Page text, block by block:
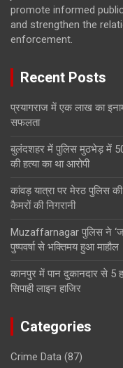
promote informed
and strengthen the
enforcement.
Recent Posts
प्रयागराज में एक लाख का
सफलता
बुलंदशहर में पुलिस मुठभेड़ में 50
की हत्या का था आरोपी
कांवड़ यात्रा पर मेरठ पुलिस
कैमरों की निगरानी
Muzaffarnagar पुलिस ने
पुष्पवर्षा से भक्तिमय हुआ माहौल
कानपुर में पान दुकानदार से 5
सिपाही लाइन हाजिर
Categories
Crime Data (87)